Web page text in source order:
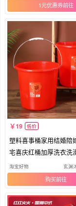
1元优惠券
19 低价
塑料喜事桶家用结婚陪
宅喜庆红桶加厚洗衣洗
车桶
淘宝好物 玄渊
购买